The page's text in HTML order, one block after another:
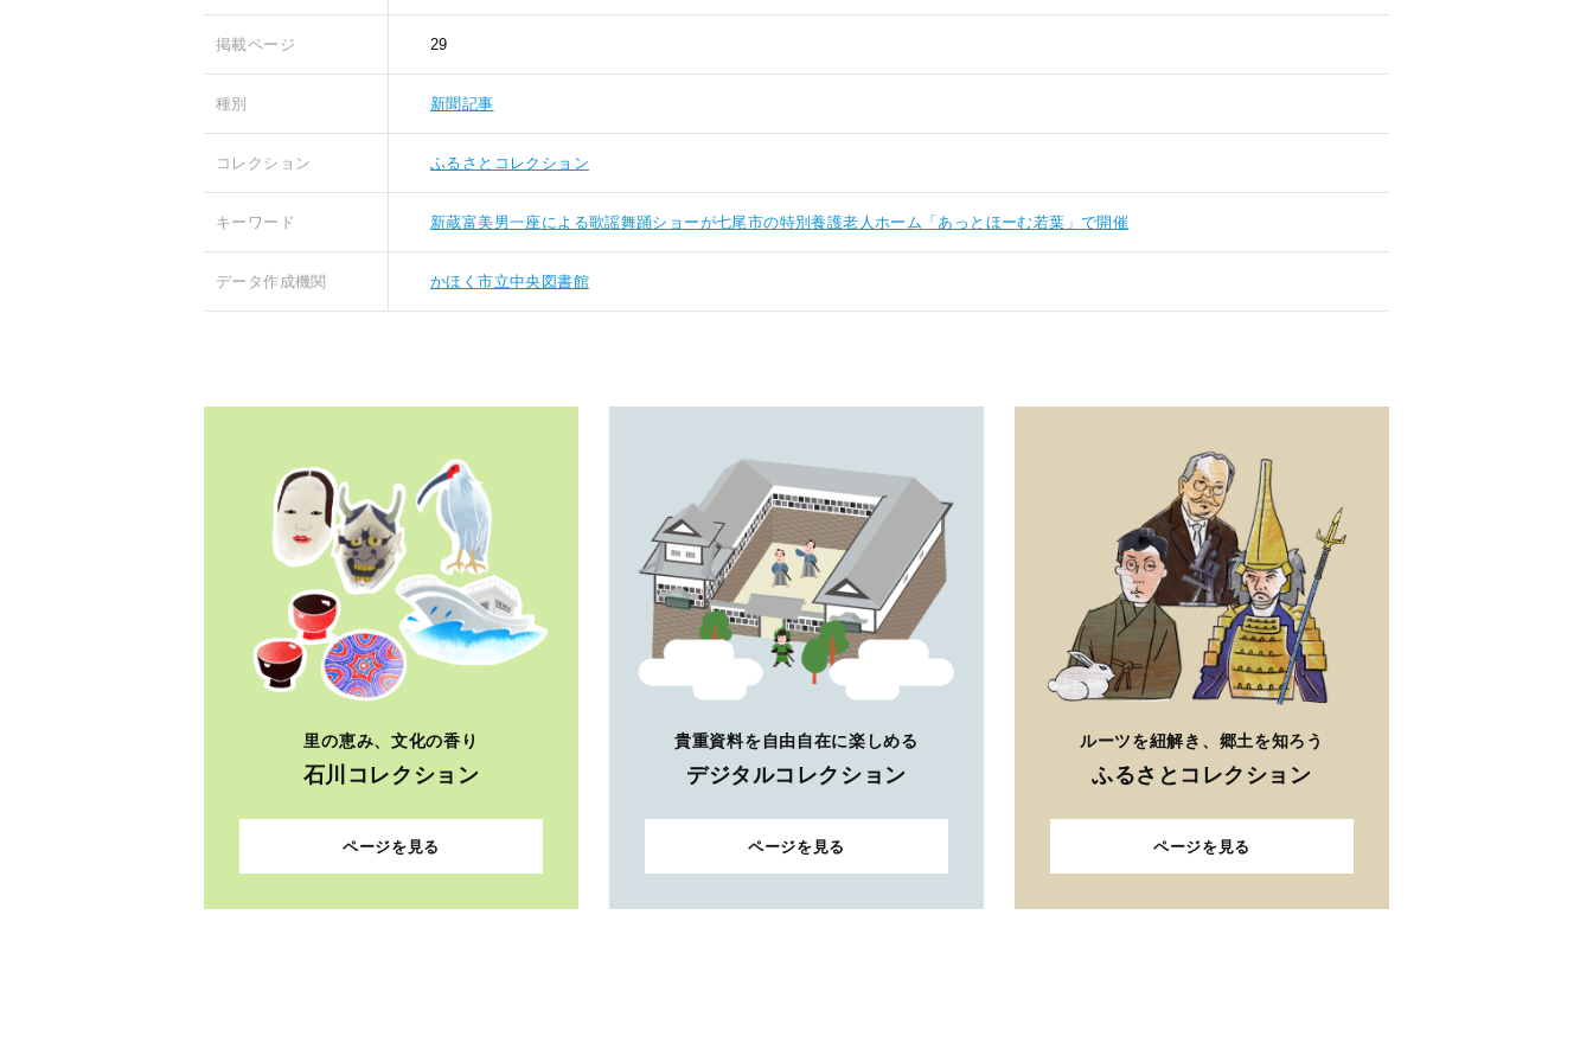
掲載ページ 29
種別 新聞記事
コレクション ふるさとコレクション
キーワード 新蔵富美男一座による歌謡舞踊ショーが七尾市の特別養護老人ホーム「あっとほーむ若葉」で開催
データ作成機関 かほく市立中央図書館
里の恵み、文化の香り
石川コレクション
ページを見る
貴重資料を自由自在に楽しめる
デジタルコレクション
ページを見る
ルーツを紐解き、郷土を知ろう
ふるさとコレクション
ページを見る